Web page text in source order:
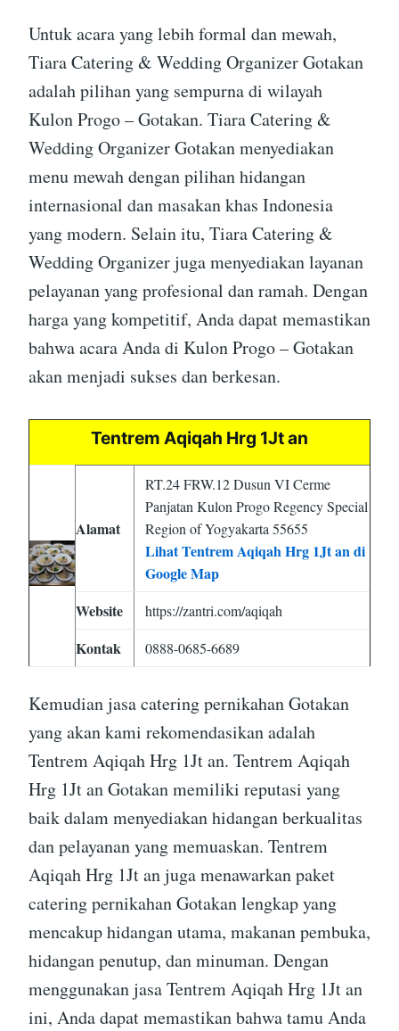
Untuk acara yang lebih formal dan mewah,
Tiara Catering & Wedding Organizer Gotakan
adalah pilihan yang sempurna di wilayah
Kulon Progo – Gotakan. Tiara Catering &
Wedding Organizer Gotakan menyediakan
menu mewah dengan pilihan hidangan
internasional dan masakan khas Indonesia
yang modern. Selain itu, Tiara Catering &
Wedding Organizer juga menyediakan layanan
pelayanan yang profesional dan ramah. Dengan
harga yang kompetitif, Anda dapat memastikan
bahwa acara Anda di Kulon Progo – Gotakan
akan menjadi sukses dan berkesan.
Tentrem Aqiqah Hrg 1Jt an
Alamat
RT.24 FRW.12 Dusun VI Cerme
Panjatan Kulon Progo Regency Special
Region of Yogyakarta 55655
Lihat Tentrem Aqiqah Hrg 1Jt an di
Google Map
Website
https://zantri.com/aqiqah
Kontak 0888-0685-6689
Kemudian jasa catering pernikahan Gotakan
yang akan kami rekomendasikan adalah
Tentrem Aqiqah Hrg 1Jt an. Tentrem Aqiqah
Hrg 1Jt an Gotakan memiliki reputasi yang
baik dalam menyediakan hidangan berkualitas
dan pelayanan yang memuaskan. Tentrem
Aqiqah Hrg 1Jt an juga menawarkan paket
catering pernikahan Gotakan lengkap yang
mencakup hidangan utama, makanan pembuka,
hidangan penutup, dan minuman. Dengan
menggunakan jasa Tentrem Aqiqah Hrg 1Jt an
ini, Anda dapat memastikan bahwa tamu Anda